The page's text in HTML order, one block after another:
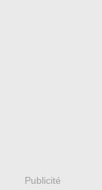
Publicité